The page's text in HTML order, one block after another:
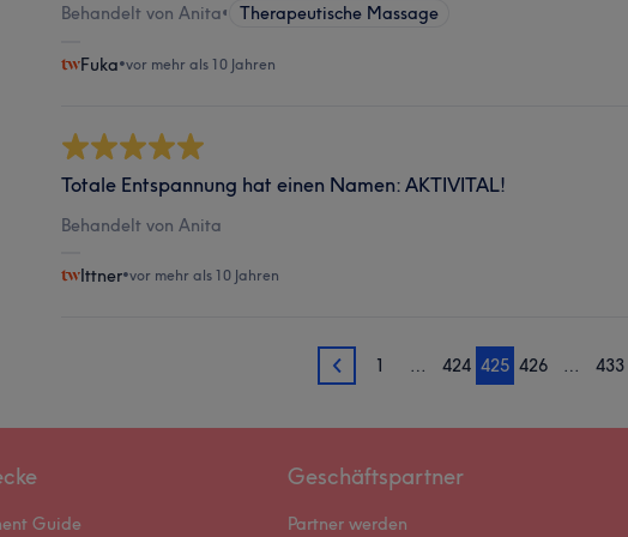
Behandelt von Anita• Therapeutische Massage
Fuka•vor mehr als 10 Jahren
Totale Entspannung hat einen Namen: AKTIVITAL!
Behandelt von Anita
Ittner•vor mehr als 10 Jahren
424 1 … 424 425 426 … 433
Guide
Geschäftspartner
Partner werden